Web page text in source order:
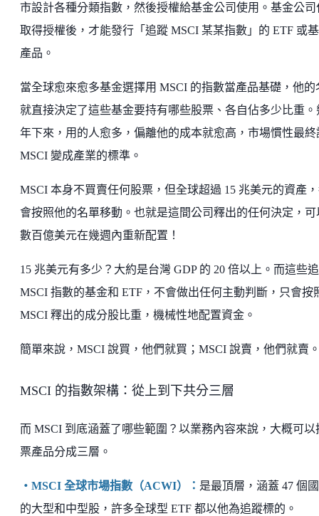
市設計各種分類指數，然後授權給基金公司使用。基金公司
取得授權後，才能發行「追蹤 MSCI 某某指數」的 ETF 或
產品。
當全球愈來愈多基金選擇用 MSCI 的指數當產品基礎，他的
就直接決定了這些基金要持有哪些股票、各自佔多少比重。
年下來，用的人愈多，偏離他的成本就愈高，市場慣性最終
MSCI 變成產業的標準。
MSCI 本身不買賣任何股票，但全球超過 15 兆美元的資產
會按照他的名單移動。也就是這間公司釋出的任何決定，可
數百億美元在幾週內重新配置！
15 兆美元有多少？大約是台灣 GDP 的 20 倍以上。而這些
MSCI 指數的基金和 ETF，不會做出任何主動判斷，只會按
MSCI 釋出的成分股比重，機械性地配置資金。
簡單來說，MSCI 說買，他們就買；MSCI 說賣，他們就賣
MSCI 的指數架構：從上到下共分三層
而 MSCI 到底涵蓋了哪些範圍？以業務內容來說，大概可以
票產品分成三層。
・MSCI 全球市場指數（ACWI）： 是最頂層，涵蓋 47 個
的大型和中型股，許多全球型 ETF 都以他為追蹤標的。